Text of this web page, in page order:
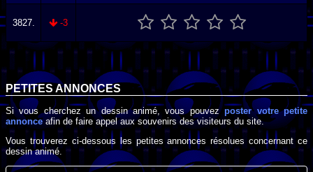
3827. -3
PETITES ANNONCES
Si vous cherchez un dessin animé, vous pouvezposter votre petite
annonceafin de faire appel aux souvenirs des visiteurs du site.
Vous trouverez ci-dessous les petites annonces résolues concernant ce
dessin animé.